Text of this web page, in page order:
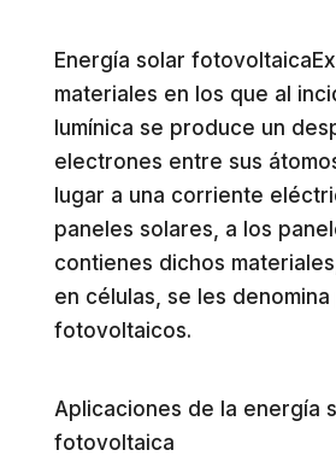
Energía solar
materiales en los que al
lumínica se produce un
electrones entre sus
lugar a una corriente
paneles solares, a los
contienes dichos
en células, se les denomina
fotovoltaicos.
Aplicaciones de la energía
fotovoltaica